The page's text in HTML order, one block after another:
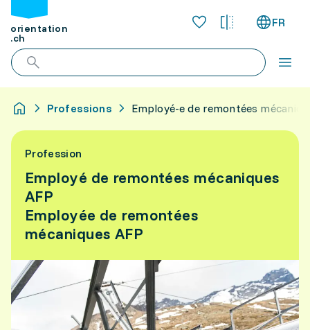
orientation
.ch
FR
Professions Employé-e de remontées
Profession
Employé de remontées mécaniques
AFP
Employée de remontées
mécaniques AFP